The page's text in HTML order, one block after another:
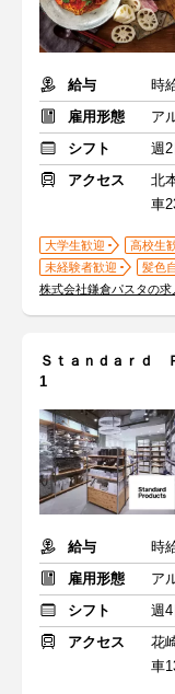
給与
雇用形態
ア
シフト
週
アクセス
北
車
大学生歓迎 高校生
未経験者歓迎
髪色
株式会社鎌倉パスタの求
Ｓｔａｎｄａｒｄ
1
給与
時
雇用形態
ア
シフト
週
アクセス
花
車